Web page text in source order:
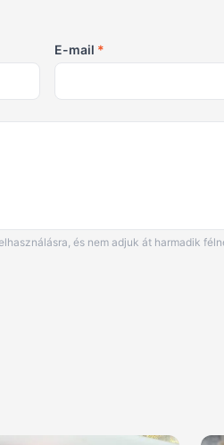
E-mail *
és nem adjuk át harmadik